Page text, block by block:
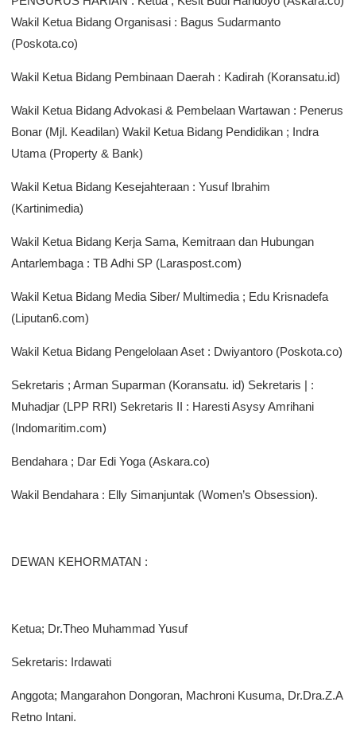
Wakil Ketua Bidang Organisasi : Bagus Sudarmanto
(Poskota.co)
Wakil Ketua Bidang Pembinaan Daerah : Kadirah (Koransatu.id)
Wakil Ketua Bidang Advokasi & Pembelaan Wartawan : Penerus
Bonar (Mjl. Keadilan) Wakil Ketua Bidang Pendidikan ; Indra
Utama (Property & Bank)
Wakil Ketua Bidang Kesejahteraan : Yusuf Ibrahim
(Kartinimedia)
Wakil Ketua Bidang Kerja Sama, Kemitraan dan Hubungan
Antarlembaga : TB Adhi SP (Laraspost.com)
Wakil Ketua Bidang Media Siber/ Multimedia ; Edu Krisnadefa
(Liputan6.com)
Wakil Ketua Bidang Pengelolaan Aset : Dwiyantoro (Poskota.co)
Sekretaris ; Arman Suparman (Koransatu. id) Sekretaris | :
Muhadjar (LPP RRI) Sekretaris II : Haresti Asysy Amrihani
(Indomaritim.com)
Bendahara ; Dar Edi Yoga (Askara.co)
Wakil Bendahara : Elly Simanjuntak (Women’s Obsession).
DEWAN KEHORMATAN :
Ketua; Dr.Theo Muhammad Yusuf
Sekretaris: Irdawati
Anggota; Mangarahon Dongoran, Machroni Kusuma, Dr.Dra.Z.A
Retno Intani.